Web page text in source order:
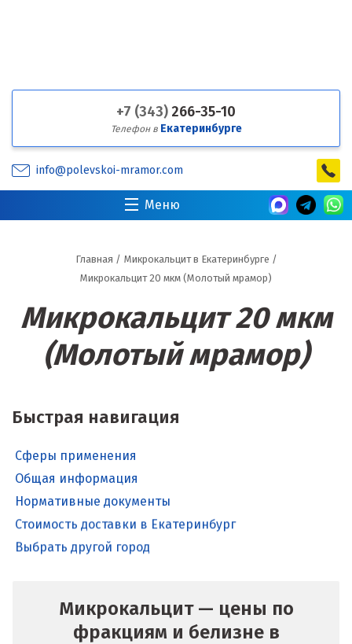
+7 (343) 266-35-10
Телефон в Екатеринбурге
info@polevskoi-mramor.com
Меню
Главная / Микрокальцит в Екатеринбурге /
Микрокальцит 20 мкм (Молотый мрамор)
Микрокальцит 20 мкм
(Молотый мрамор)
Быстрая навигация
Сферы применения
Общая информация
Нормативные документы
Стоимость доставки в Екатеринбург
Выбрать другой город
Микрокальцит — цены по
фракциям и белизне в